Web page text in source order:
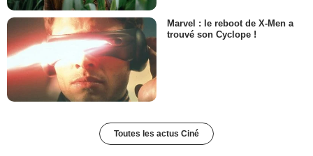
Marvel : le reboot de X-Men a
trouvé son Cyclope !
Toutes les actus Ciné